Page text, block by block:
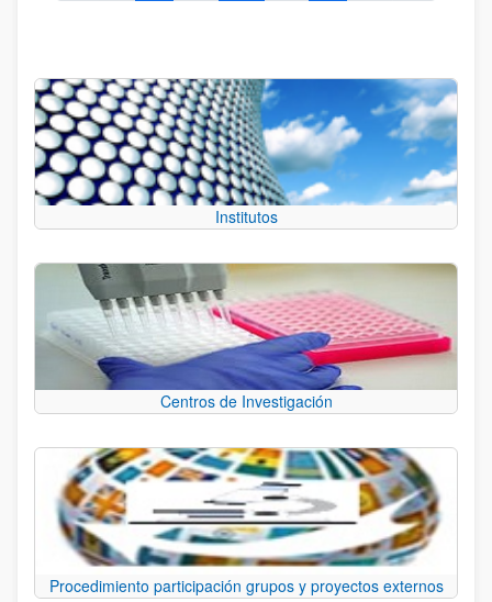
Institutos
Centros de Investigación
Procedimiento participación grupos y proyectos externos